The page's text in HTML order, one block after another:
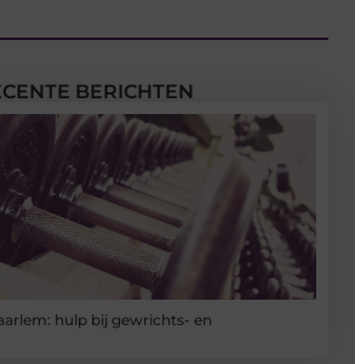
BERICHTEN
hulp bij gewrichts- en